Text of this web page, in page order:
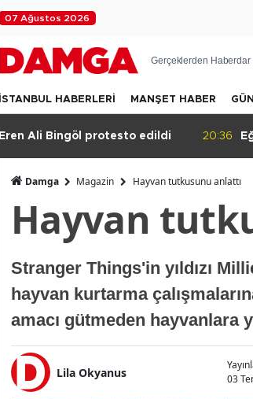
07 Ağustos 2026
Gerçeklerden Haberdar
İSTANBUL HABERLERİ MANŞET HABER
Eren Ali Bingöl protesto edildi 20:36
Damga Magazin Hayvan tutkusunu anlattı
Hayvan
Stranger Things'in yıldızı
hayvan kurtarma
amacı gütmeden hayvanlara
Lila Okyanus
03